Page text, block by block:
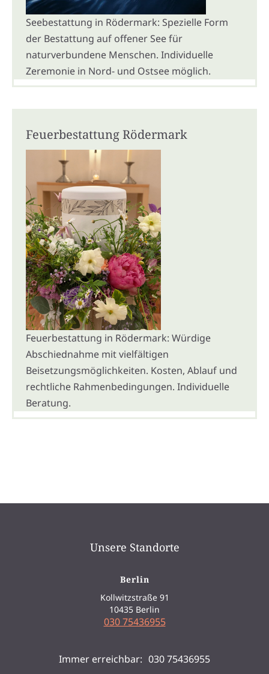
Seebestattung in Rödermark: Spezielle Form
der Bestattung auf offener See für
naturverbundene Menschen. Individuelle
Zeremonie in Nord- und Ostsee möglich.
Feuerbestattung Rödermark
Feuerbestattung in Rödermark: Würdige
Abschiednahme mit vielfältigen
Beisetzungsmöglichkeiten. Kosten, Ablauf und
rechtliche Rahmenbedingungen. Individuelle
Beratung.
Unsere Standorte
Berlin
Kollwitzstraße 91
10435 Berlin
030 75436955
Immer erreichbar: 030 75436955